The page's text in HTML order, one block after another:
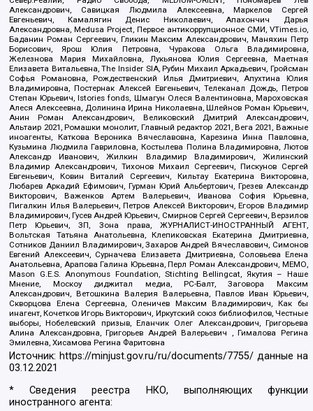
Александрович, Савицкая Людмила Алексеевна, Маркелов Сергей
Евгеньевич, Камалягин Денис Николаевич, Апахончич Дарья
Александровна, Medusa Project, Первое антикоррупционное СМИ, VTimes.io,
Баданин Роман Сергеевич, Гликин Максим Александрович, Маняхин Петр
Борисович, Ярош Юлия Петровна, Чуракова Ольга Владимировна,
Железнова Мария Михайловна, Лукьянова Юлия Сергеевна, Маетная
Елизавета Витальевна, The Insider SIA, Рубин Михаил Аркадьевич, Гройсман
Софья Романовна, Рождественский Илья Дмитриевич, Апухтина Юлия
Владимировна, Постернак Алексей Евгеньевич, Телеканал Дождь, Петров
Степан Юрьевич, Istories fonds, Шмагун Олеся Валентиновна, Мароховская
Алеся Алексеевна, Долинина Ирина Николаевна, Шлейнов Роман Юрьевич,
Анин Роман Александрович, Великовский Дмитрий Александрович,
Альтаир 2021, Ромашки монолит, Главный редактор 2021, Вега 2021, Важные
иноагенты, Каткова Вероника Вячеславовна, Карезина Инна Павловна,
Кузьмина Людмила Гавриловна, Костылева Полина Владимировна, Лютов
Александр Иванович, Жилкин Владимир Владимирович, Жилинский
Владимир Александрович, Тихонов Михаил Сергеевич, Пискунов Сергей
Евгеньевич, Ковин Виталий Сергеевич, Кильтау Екатерина Викторовна,
Любарев Аркадий Ефимович, Гурман Юрий Альбертович, Грезев Александр
Викторович, Важенков Артем Валерьевич, Иванова София Юрьевна,
Пигалкин Илья Валерьевич, Петров Алексей Викторович, Егоров Владимир
Владимирович, Гусев Андрей Юрьевич, Смирнов Сергей Сергеевич, Верзилов
Петр Юрьевич, ЗП, Зона права, ЖУРНАЛИСТ-ИНОСТРАННЫЙ АГЕНТ,
Вольтская Татьяна Анатольевна, Клепиковская Екатерина Дмитриевна,
Сотников Даниил Владимирович, Захаров Андрей Вячеславович, Симонов
Евгений Алексеевич, Сурначева Елизавета Дмитриевна, Соловьева Елена
Анатольевна, Арапова Галина Юрьевна, Перл Роман Александрович, МЕМО,
Mason G.E.S. Anonymous Foundation, Stichting Bellingcat, Якутия – Наше
Мнение, Москоу диджитал медиа, РС-Балт, Заговора Максим
Александрович, Ветошкина Валерия Валерьевна, Павлов Иван Юрьевич,
Скворцова Елена Сергеевна, Оленичев Максим Владимирович, Как бы
инагент, Кочетков Игорь Викторович, Иркутский союз библиофилов, Честные
выборы, Нобелевский призыв, Еланчик Олег Александрович, Григорьева
Алина Александровна, Григорьев Андрей Валерьевич , Гималова Регина
Эмилевна, Хисамова Регина Фаритовна
Источник: https://minjust.gov.ru/ru/documents/7755/ данные на
03.12.2021
* Сведения реестра НКО, выполняющих функции
иностранного агента: